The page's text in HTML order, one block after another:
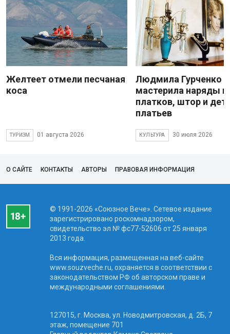
Желтеет отмели песчаная
коса
ТУРИЗМ 01 августа 2026
Людмила Гурченко
мастерила наряды
платков, штор и
платьев
КУЛЬТУРА 30 июля 2026
О САЙТЕ КОНТАКТЫ АВТОРЫ ПРАВОВАЯ ИНФОРМАЦИЯ
© 1991-2026 «Союзное Вече». Сетевое издание
зарегистрировано роскомнадзором,
свидетельство эл № фc77-52606 от 25 января
2013 года.
Вся информация, размещенная на веб-сайте
www.souzveche.ru, охраняется в соответствии с
законодательством РФ об авторском праве и
международными соглашениями.
127015, г. Москва, ул. Новодмитровская, д. 2Б, 7
этаж, помещение 701